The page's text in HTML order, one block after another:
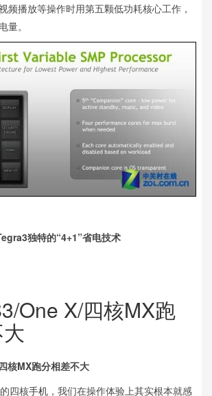
频播放等操作时用第五颗低功耗核心工作，
量。
独特的“4+1”省电技术
One X/四核MX跑
核MX跑分相差不大
四核手机 ，我们在操作体验上其实根本就感